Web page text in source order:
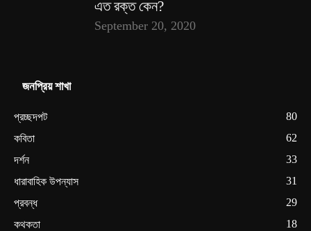
এত রক্ত কেন?
September 20, 2020
জনপ্রিয় শাখা
প্রচ্ছদপট
80
কবিতা
62
দর্শন
33
ধারাবাহিক উপন্যাস
31
প্রবন্ধ
29
কথকতা
18